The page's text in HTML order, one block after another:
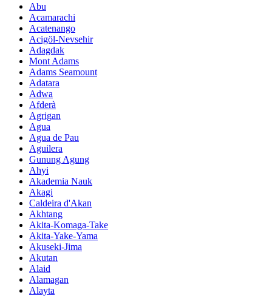
Abu
Acamarachi
Acatenango
Acigöl-Nevsehir
Adagdak
Mont Adams
Adams Seamount
Adatara
Adwa
Afderà
Agrigan
Agua
Agua de Pau
Aguilera
Gunung Agung
Ahyi
Akademia Nauk
Akagi
Caldeira d'Akan
Akhtang
Akita-Komaga-Take
Akita-Yake-Yama
Akuseki-Jima
Akutan
Alaid
Alamagan
Alayta